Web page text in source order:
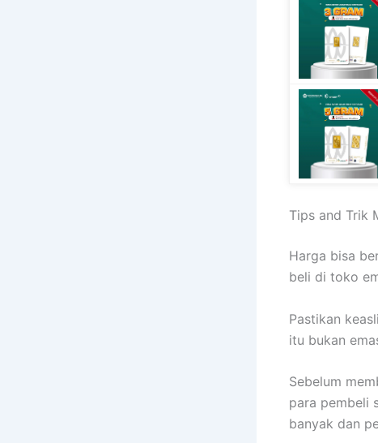
Tips and Trik
Harga bisa
beli di toko
Pastikan
itu bukan
Sebelum
para pembeli
banyak dan